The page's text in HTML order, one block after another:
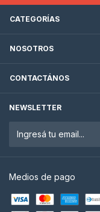
CATEGORÍAS
NOSOTROS
CONTACTÁNOS
NEWSLETTER
Medios de pago